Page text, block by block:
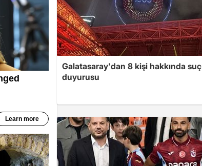
Galatasaray'dan 8 kişi hakkında suç
duyurusu